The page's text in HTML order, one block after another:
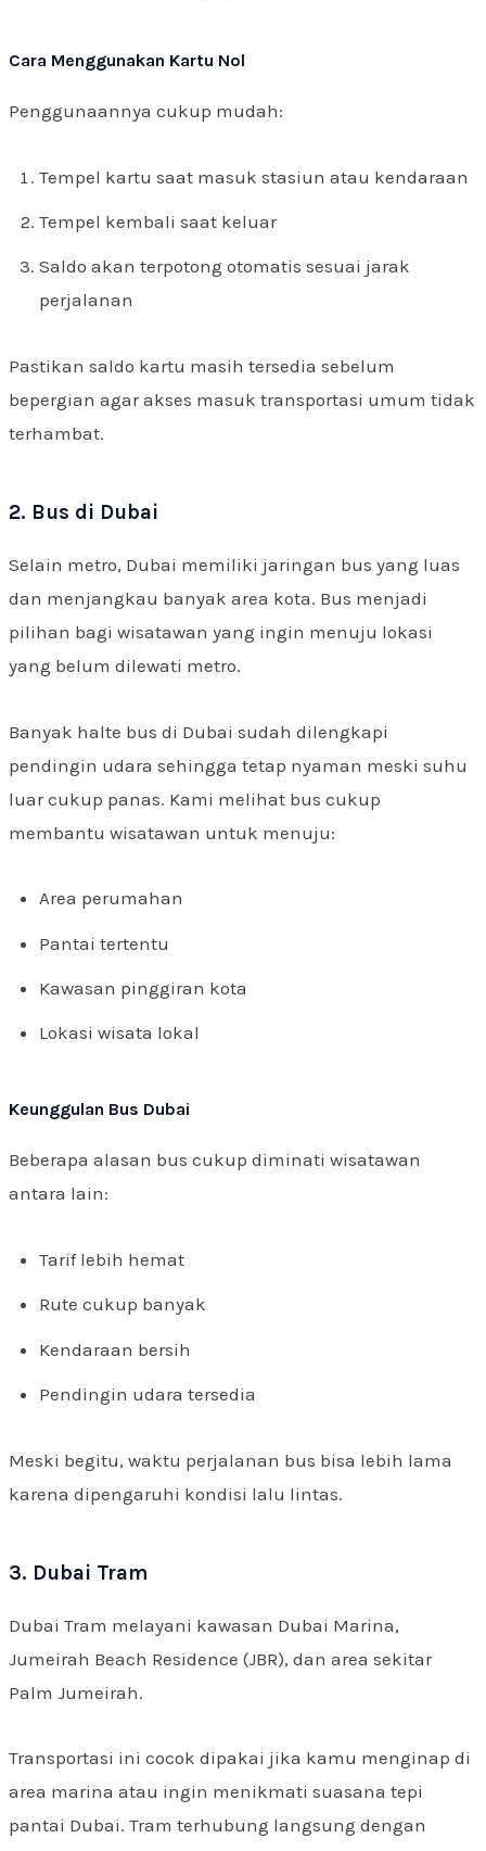
Cara Menggunakan Kartu Nol
Penggunaannya cukup mudah:
Tempel kartu saat masuk stasiun atau kendaraan
Tempel kembali saat keluar
Saldo akan terpotong otomatis sesuai jarak
perjalanan
Pastikan saldo kartu masih tersedia sebelum
bepergian agar akses masuk transportasi umum tidak
terhambat.
2. Bus di Dubai
Selain metro, Dubai memiliki jaringan bus yang luas
dan menjangkau banyak area kota. Bus menjadi
pilihan bagi wisatawan yang ingin menuju lokasi
yang belum dilewati metro.
Banyak halte bus di Dubai sudah dilengkapi
pendingin udara sehingga tetap nyaman meski suhu
luar cukup panas. Kami melihat bus cukup
membantu wisatawan untuk menuju:
Area perumahan
Pantai tertentu
Kawasan pinggiran kota
Lokasi wisata lokal
Keunggulan Bus Dubai
Beberapa alasan bus cukup diminati wisatawan
antara lain:
Tarif lebih hemat
Rute cukup banyak
Kendaraan bersih
Pendingin udara tersedia
Meski begitu, waktu perjalanan bus bisa lebih lama
karena dipengaruhi kondisi lalu lintas.
3. Dubai Tram
Dubai Tram melayani kawasan Dubai Marina,
Jumeirah Beach Residence (JBR), dan area sekitar
Palm Jumeirah.
Transportasi ini cocok dipakai jika kamu menginap di
area marina atau ingin menikmati suasana tepi
pantai Dubai. Tram terhubung langsung dengan